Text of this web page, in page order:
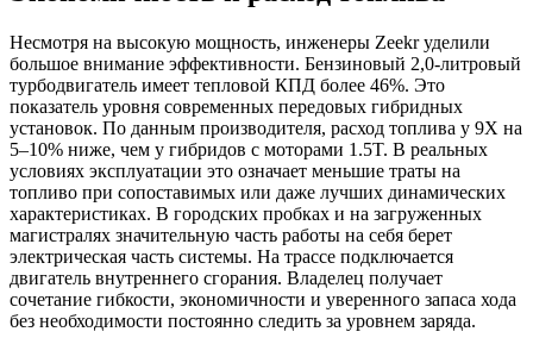
Несмотря на высокую мощность, инженеры Zeekr уделили
большое внимание эффективности. Бензиновый 2,0-литровый
турбодвигатель имеет тепловой КПД более 46%. Это
показатель уровня современных передовых гибридных
установок. По данным производителя, расход топлива у 9X на
5–10% ниже, чем у гибридов с моторами 1.5T. В реальных
условиях эксплуатации это означает меньшие траты на
топливо при сопоставимых или даже лучших динамических
характеристиках. В городских пробках и на загруженных
магистралях значительную часть работы на себя берет
электрическая часть системы. На трассе подключается
двигатель внутреннего сгорания. Владелец получает
сочетание гибкости, экономичности и уверенного запаса хода
без необходимости постоянно следить за уровнем заряда.